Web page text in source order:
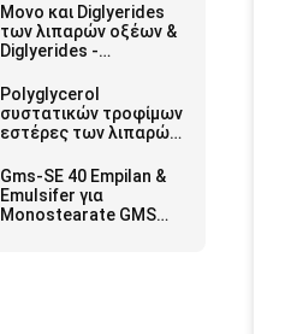
Μονο και Diglyerides
των λιπαρών οξέων &
Diglyerides -
GMS40
Polyglycerol
συστατικών τροφίμων
εστέρες των λιπαρών
Gms-SE 40 Empilan &
Emulsifer για
Monostearate GMS